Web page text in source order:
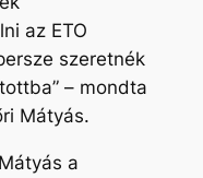
az ETO
szeretnék
– mondta
Mátyás.
a